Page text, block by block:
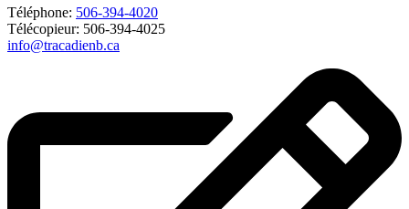
Téléphone: 506-394-4020
Télécopieur: 506-394-4025
info@tracadienb.ca